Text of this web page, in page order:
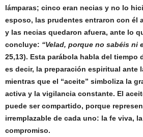
lámparas; cinco eran necias y no lo
esposo, las prudentes entraron con él
y las necias quedaron afuera, ante lo
concluye: “Velad, porque no sabéis ni
25,13). Esta parábola habla del tiempo
es decir, la preparación espiritual ante
mientras que el “aceite” simboliza la
activa y la vigilancia constante. El
puede ser compartido, porque
irremplazable de cada uno: la fe viva,
compromiso.